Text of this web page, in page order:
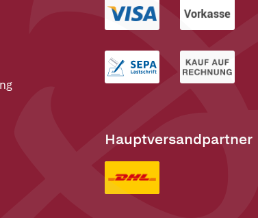
Hauptversandpartner